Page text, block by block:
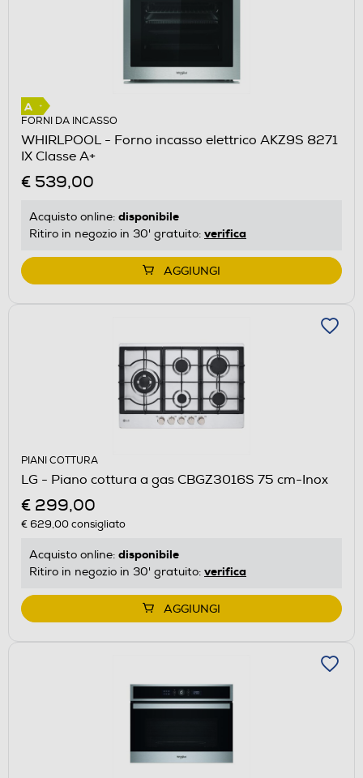
FORNI DA INCASSO
WHIRLPOOL - Forno incasso elettrico AKZ9S 8271
IX Classe A+
€ 539,00
Acquisto online: disponibile
Ritiro in negozio in 30' gratuito: verifica
AGGIUNGI
PIANI COTTURA
LG - Piano cottura a gas CBGZ3016S 75 cm-Inox
€ 299,00
€ 629,00consigliato
Acquisto online: disponibile
Ritiro in negozio in 30' gratuito: verifica
AGGIUNGI